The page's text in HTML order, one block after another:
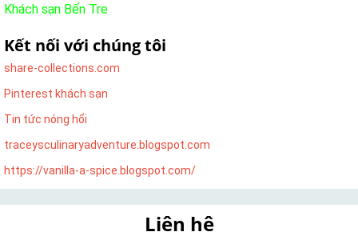
Khách sạn Bến Tre
Kết nối với chúng tôi
share-collections.com
Pinterest khách sạn
Tin tức nóng hổi
traceysculinaryadventure.blogspot.com
https://vanilla-a-spice.blogspot.com/
Liên hệ